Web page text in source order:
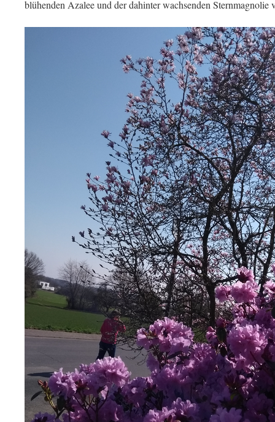
blühenden Azalee und der dahinter wachsenden Sternmagnolie